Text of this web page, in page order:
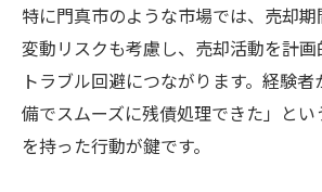
特に門真市のような市場では、売却
変動リスクも考慮し、売却活動を計
トラブル回避につながります。経験
備でスムーズに残債処理できた」と
を持った行動が鍵です。